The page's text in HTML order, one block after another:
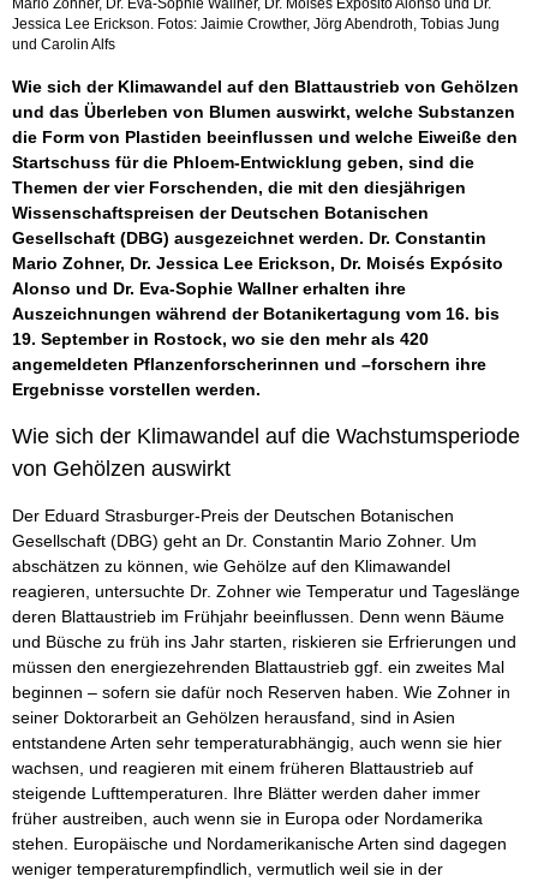
Jessica Lee Erickson. Fotos: Jaimie Crowther, Jörg Abendroth, Tobias Jung
und Carolin Alfs
Wie sich der Klimawandel auf den Blattaustrieb von Gehölzen
und das Überleben von Blumen auswirkt, welche Substanzen
die Form von Plastiden beeinflussen und welche Eiweiße den
Startschuss für die Phloem-Entwicklung geben, sind die
Themen der vier Forschenden, die mit den diesjährigen
Wissenschaftspreisen der Deutschen Botanischen
Gesellschaft (DBG) ausgezeichnet werden. Dr. Constantin
Mario Zohner, Dr. Jessica Lee Erickson, Dr. Moisés Expósito
Alonso und Dr. Eva-Sophie Wallner erhalten ihre
Auszeichnungen während der Botanikertagung vom 16. bis
19. September in Rostock, wo sie den mehr als 420
angemeldeten Pflanzenforscherinnen und –forschern ihre
Ergebnisse vorstellen werden.
Wie sich der Klimawandel auf die Wachstumsperiode
von Gehölzen auswirkt
Der Eduard Strasburger-Preis der Deutschen Botanischen
Gesellschaft (DBG) geht an Dr. Constantin Mario Zohner. Um
abschätzen zu können, wie Gehölze auf den Klimawandel
reagieren, untersuchte Dr. Zohner wie Temperatur und Tageslänge
deren Blattaustrieb im Frühjahr beeinflussen. Denn wenn Bäume
und Büsche zu früh ins Jahr starten, riskieren sie Erfrierungen und
müssen den energiezehrenden Blattaustrieb ggf. ein zweites Mal
beginnen – sofern sie dafür noch Reserven haben. Wie Zohner in
seiner Doktorarbeit an Gehölzen herausfand, sind in Asien
entstandene Arten sehr temperaturabhängig, auch wenn sie hier
wachsen, und reagieren mit einem früheren Blattaustrieb auf
steigende Lufttemperaturen. Ihre Blätter werden daher immer
früher austreiben, auch wenn sie in Europa oder Nordamerika
stehen. Europäische und Nordamerikanische Arten sind dagegen
weniger temperaturempfindlich, vermutlich weil sie in der